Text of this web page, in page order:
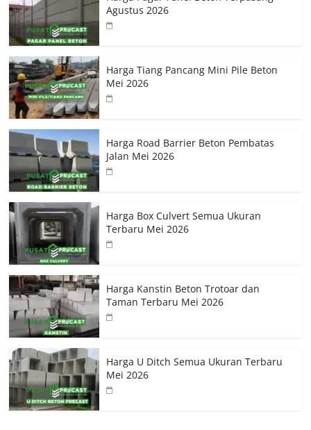
Agustus 2026
Harga Tiang Pancang Mini Pile Beton
Mei 2026
Harga Road Barrier Beton Pembatas
Jalan Mei 2026
Harga Box Culvert Semua Ukuran
Terbaru Mei 2026
Harga Kanstin Beton Trotoar dan
Taman Terbaru Mei 2026
Harga U Ditch Semua Ukuran Terbaru
Mei 2026